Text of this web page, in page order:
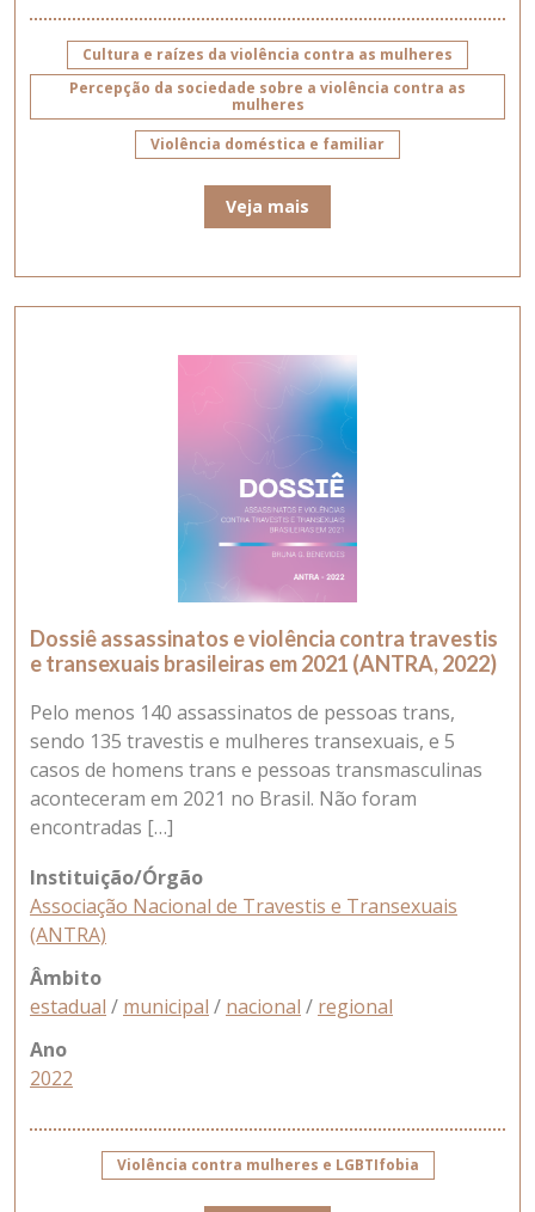
Cultura e raízes da violência contra as mulheres
Percepção da sociedade sobre a violência contra as
mulheres
Violência doméstica e familiar
Veja mais
Dossiê assassinatos e violência contra travestis
e transexuais brasileiras em 2021 (ANTRA, 2022)
Pelo menos 140 assassinatos de pessoas trans,
sendo 135 travestis e mulheres transexuais, e 5
casos de homens trans e pessoas transmasculinas
aconteceram em 2021 no Brasil. Não foram
encontradas […]
Instituição/Órgão
Associação Nacional de Travestis e Transexuais
(ANTRA)
Âmbito
estadual / municipal / nacional / regional
Ano
2022
Violência contra mulheres e LGBTIfobia